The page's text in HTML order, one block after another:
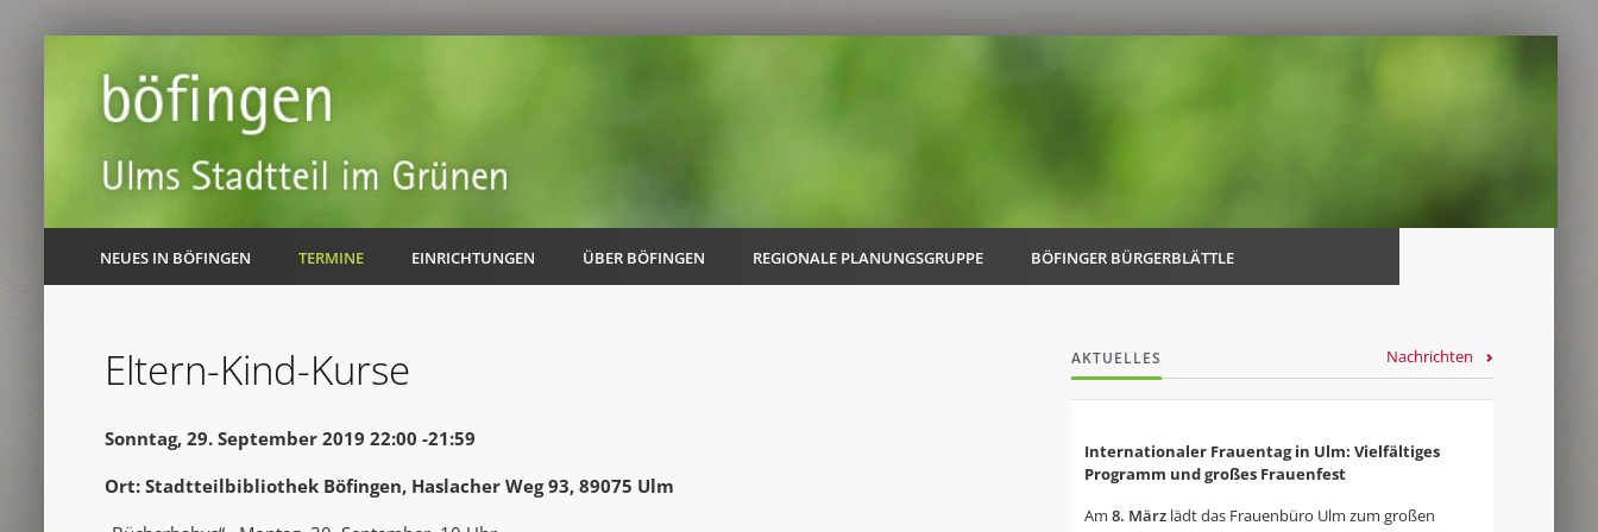
NEUES IN BÖFINGEN TERMINE EINRICHTUNGEN ÜBER BÖFINGEN REGIONALE PLANUNGSGRUPPE BÖFINGER BÜRGERBLÄTTLE
Eltern-Kind-Kurse
Sonntag, 29. September 2019 22:00 -21:59
Ort: Stadtteilbibliothek Böfingen, Haslacher Weg 93, 89075 Ulm
AKTUELLES Nachrichten
Internationaler Frauentag in Ulm: Vielfältiges
Programm und großes Frauenfest
Am 8. Märzlädt das Frauenbüro Ulm zum großen